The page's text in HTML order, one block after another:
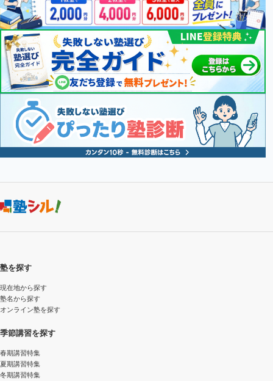
塾を探す
現在地から探す
塾名から探す
オンライン塾を探す
季節講習を探す
春期講習特集
夏期講習特集
冬期講習特集